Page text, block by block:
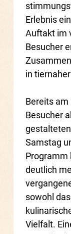
Erlebnis
Auftakt im
Besucher
in
Bereits am
Besucher
Samstag
Programm
deutlich
sowohl
Vielfalt.